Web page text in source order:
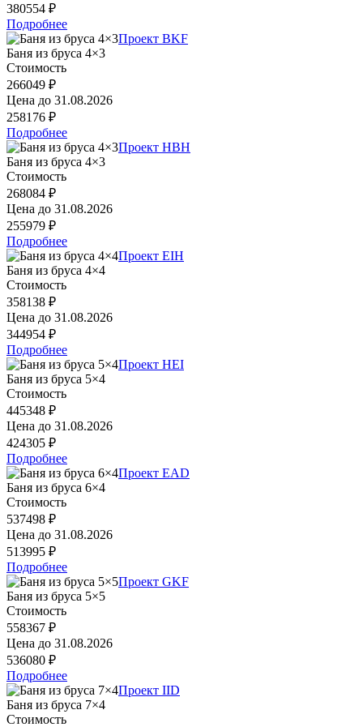
380554 ₽
Подробнее
Проект BKF
Баня из бруса 4×3
Стоимость
266049 ₽
Цена до 31.08.2026
258176 ₽
Подробнее
Проект HBH
Баня из бруса 4×3
Стоимость
268084 ₽
Цена до 31.08.2026
255979 ₽
Подробнее
Проект EIH
Баня из бруса 4×4
Стоимость
358138 ₽
Цена до 31.08.2026
344954 ₽
Подробнее
Проект HEI
Баня из бруса 5×4
Стоимость
445348 ₽
Цена до 31.08.2026
424305 ₽
Подробнее
Проект EAD
Баня из бруса 6×4
Стоимость
537498 ₽
Цена до 31.08.2026
513995 ₽
Подробнее
Проект GKF
Баня из бруса 5×5
Стоимость
558367 ₽
Цена до 31.08.2026
536080 ₽
Подробнее
Проект IID
Баня из бруса 7×4
Стоимость